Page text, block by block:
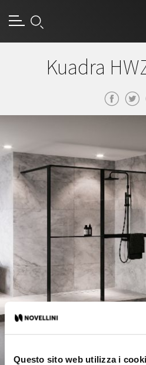
Questo sito web utilizza i
Kuadra